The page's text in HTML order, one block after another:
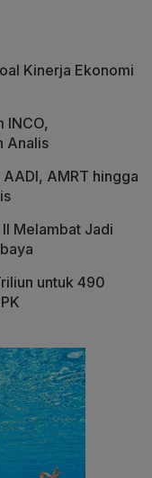
Kinerja Ekonomi
INCO,
Analis
AMRT hingga
Melambat Jadi
untuk 490